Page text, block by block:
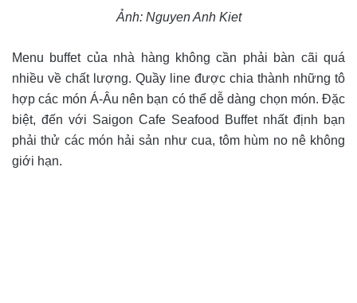
Ảnh: Nguyen Anh Kiet
Menu buffet của nhà hàng không cần phải bàn cãi quá
nhiều về chất lượng. Quầy line được chia thành những tô
hợp các món Á-Âu nên bạn có thể dễ dàng chọn món. Đặc
biệt, đến với Saigon Cafe Seafood Buffet nhất định bạn
phải thử các món hải sản như cua, tôm hùm no nê không
giới hạn.